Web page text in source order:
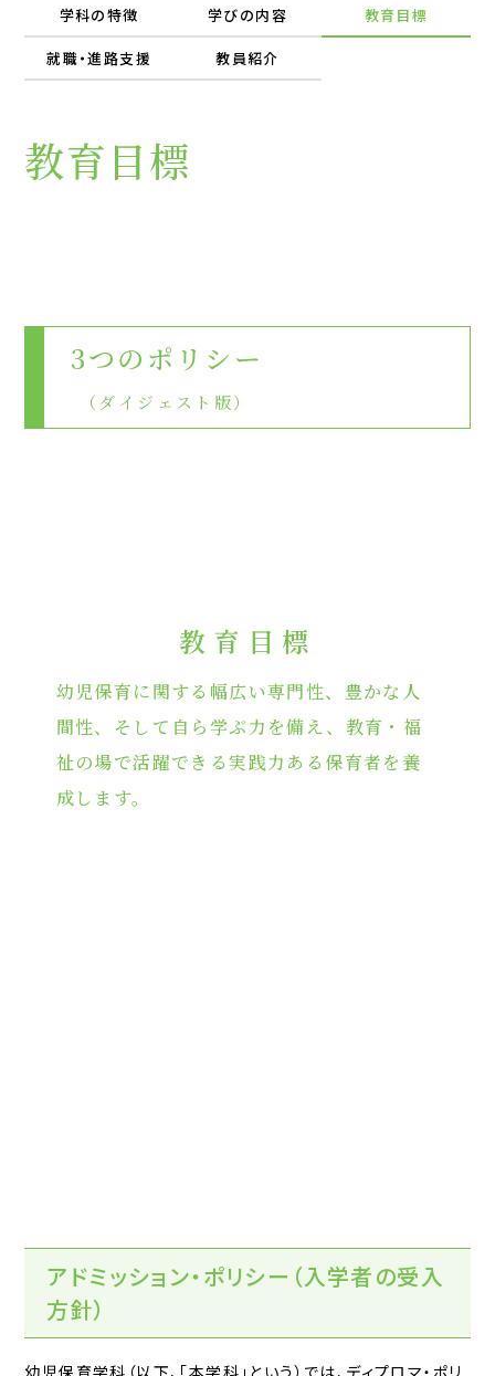
学科の特徴 学びの内容 教育目標
就職・進路支援 教員紹介
教育目標
3つのポリシー
（ダイジェスト版）
教育 目標
幼児保育に関する幅広い専門性、豊かな人
間性、そして自ら学ぶ力を備え、教育・福
祉の場で活躍できる実践力ある保育者を養
成します。
アドミッション・ポリシー（入学者の受入
方針）
幼児保育学科（以下、「本学科」という）では、ディプロマ・ポリ